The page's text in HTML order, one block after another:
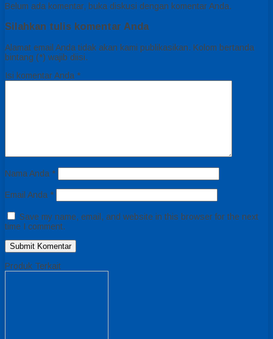
Belum ada komentar, buka diskusi dengan komentar Anda.
Silahkan tulis komentar Anda
Alamat email Anda tidak akan kami publikasikan. Kolom bertanda
bintang (*) wajib diisi.
Isi komentar Anda *
Nama Anda *
Email Anda *
Save my name, email, and website in this browser for the next
time I comment.
Produk Terkait